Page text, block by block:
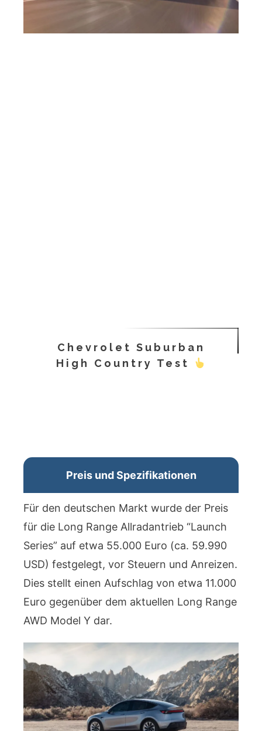
Chevrolet Suburban
High Country Test
Preis und Spezifikationen
Für den deutschen Markt wurde der Preis
für die Long Range Allradantrieb “Launch
Series” auf etwa 55.000 Euro (ca. 59.990
USD) festgelegt, vor Steuern und Anreizen.
Dies stellt einen Aufschlag von etwa 11.000
Euro gegenüber dem aktuellen Long Range
AWD Model Y dar.